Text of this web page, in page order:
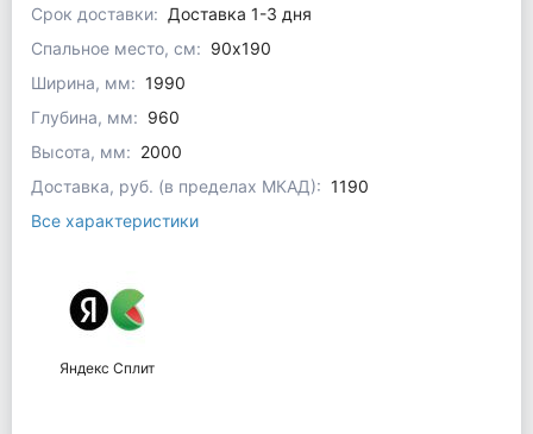
Срок доставки: Доставка 1-3 дня
Спальное место, см: 90x190
Ширина, мм: 1990
Глубина, мм: 960
Высота, мм: 2000
Доставка, руб. (в пределах МКАД): 1190
Все характеристики
Яндекс Сплит